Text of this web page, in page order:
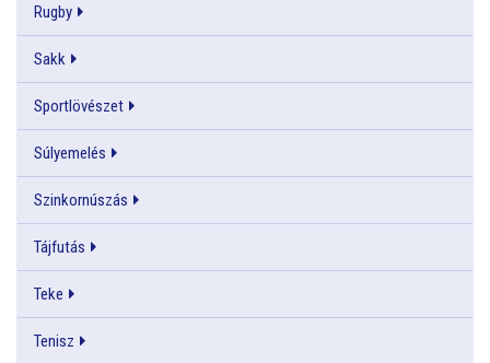
Rugby
Sakk
Sportlövészet
Súlyemelés
Szinkornúszás
Tájfutás
Teke
Tenisz